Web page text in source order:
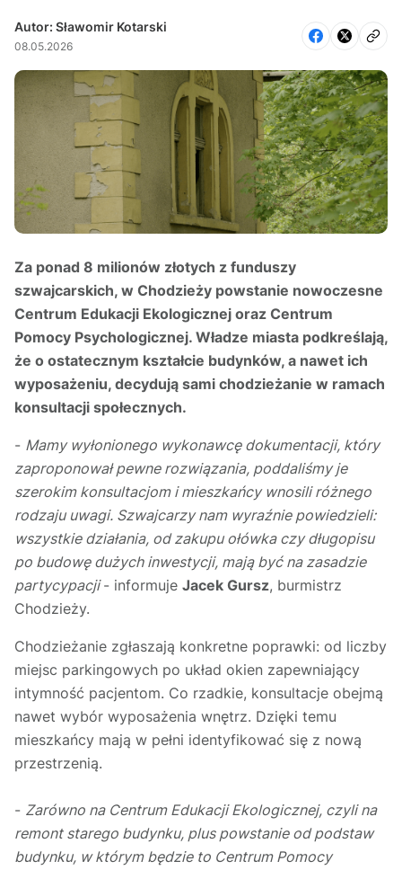
Autor: Sławomir Kotarski
08.05.2026
Za ponad 8 milionów złotych z funduszy
szwajcarskich, w Chodzieży powstanie nowoczesne
Centrum Edukacji Ekologicznej oraz Centrum
Pomocy Psychologicznej. Władze miasta podkreślają,
że o ostatecznym kształcie budynków, a nawet ich
wyposażeniu, decydują sami chodzieżanie w ramach
konsultacji społecznych.
- Mamy wyłonionego wykonawcę dokumentacji, który
zaproponował pewne rozwiązania, poddaliśmy je
szerokim konsultacjom i mieszkańcy wnosili różnego
rodzaju uwagi. Szwajcarzy nam wyraźnie powiedzieli:
wszystkie działania, od zakupu ołówka czy długopisu
po budowę dużych inwestycji, mają być na zasadzie
partycypacji- informuje Jacek Gursz, burmistrz
Chodzieży.
Chodzieżanie zgłaszają konkretne poprawki: od liczby
miejsc parkingowych po układ okien zapewniający
intymność pacjentom. Co rzadkie, konsultacje obejmą
nawet wybór wyposażenia wnętrz. Dzięki temu
mieszkańcy mają w pełni identyfikować się z nową
przestrzenią.
- Zarówno na Centrum Edukacji Ekologicznej, czyli na
remont starego budynku, plus powstanie od podstaw
budynku, w którym będzie to Centrum Pomocy